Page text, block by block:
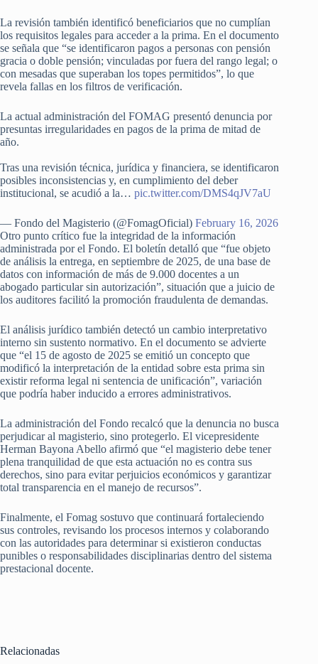
La revisión también identificó beneficiarios que no cumplían
los requisitos legales para acceder a la prima. En el documento
se señala que “se identificaron pagos a personas con pensión
gracia o doble pensión; vinculadas por fuera del rango legal; o
con mesadas que superaban los topes permitidos”, lo que
revela fallas en los filtros de verificación.
La actual administración del FOMAG presentó denuncia por
presuntas irregularidades en pagos de la prima de mitad de
año.
Tras una revisión técnica, jurídica y financiera, se identificaron
posibles inconsistencias y, en cumplimiento del deber
institucional, se acudió a la… pic.twitter.com/DMS4qJV7aU
— Fondo del Magisterio (@FomagOficial) February 16, 2026
Otro punto crítico fue la integridad de la información
administrada por el Fondo. El boletín detalló que “fue objeto
de análisis la entrega, en septiembre de 2025, de una base de
datos con información de más de 9.000 docentes a un
abogado particular sin autorización”, situación que a juicio de
los auditores facilitó la promoción fraudulenta de demandas.
El análisis jurídico también detectó un cambio interpretativo
interno sin sustento normativo. En el documento se advierte
que “el 15 de agosto de 2025 se emitió un concepto que
modificó la interpretación de la entidad sobre esta prima sin
existir reforma legal ni sentencia de unificación”, variación
que podría haber inducido a errores administrativos.
La administración del Fondo recalcó que la denuncia no busca
perjudicar al magisterio, sino protegerlo. El vicepresidente
Herman Bayona Abello afirmó que “el magisterio debe tener
plena tranquilidad de que esta actuación no es contra sus
derechos, sino para evitar perjuicios económicos y garantizar
total transparencia en el manejo de recursos”.
Finalmente, el Fomag sostuvo que continuará fortaleciendo
sus controles, revisando los procesos internos y colaborando
con las autoridades para determinar si existieron conductas
punibles o responsabilidades disciplinarias dentro del sistema
prestacional docente.
Relacionadas